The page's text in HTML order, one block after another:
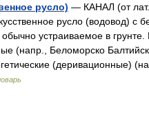
русло) — КАНАЛ (от
русло (водовод) с
устраиваемое в грунте.
(напр., Беломорско
(деривационные)